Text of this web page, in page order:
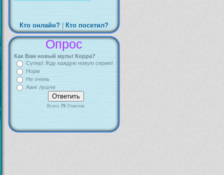
Кто онлайн? Кто посетил?
Опрос
Как Вам новый мульт Корра?
Супер! Жду каждую новую серию!
Норм
Не очень
Аанг лушче
Всего 79 Ответов